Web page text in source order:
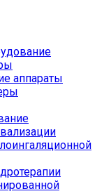
аппараты